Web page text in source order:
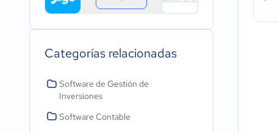
Categorías relacionadas
Software de Gestión de
Inversiones
Software Contable